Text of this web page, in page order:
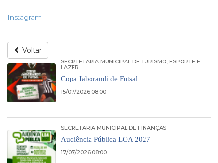
Instagram
Voltar
SECRTETARIA MUNICIPAL DE TURISMO, ESPORTE E
LAZER
Copa Jaborandi de Futsal
15/07/2026 08:00
SECRETARIA MUNICIPAL DE FINANÇAS
Audiência Pública LOA 2027
17/07/2026 08:00